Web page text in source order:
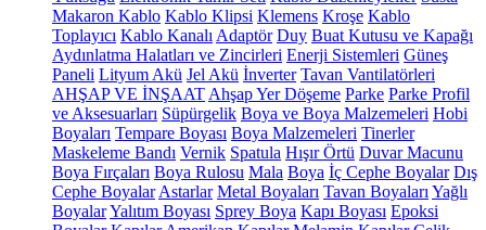
Makaron Kablo Kablo Klipsi Klemens Kroşe Kablo
Toplayıcı Kablo Kanalı Adaptör Duy Buat Kutusu ve Kapağı
Aydınlatma Halatları ve Zincirleri Enerji Sistemleri Güneş
Paneli Lityum Akü Jel Akü İnverter Tavan Vantilatörleri
AHŞAP VE İNŞAAT Ahşap Yer Döşeme Parke Parke Profil
ve Aksesuarları Süpürgelik Boya ve Boya Malzemeleri Hobi
Boyaları Tempare Boyası Boya Malzemeleri Tinerler
Maskeleme Bandı Vernik Spatula Hışır Örtü Duvar Macunu
Boya Fırçaları Boya Rulosu Mala Boya İç Cephe Boyalar Dış
Cephe Boyalar Astarlar Metal Boyaları Tavan Boyaları Yağlı
BoyalarYalıtım Boyası Sprey Boya Kapı Boyası Epoksi